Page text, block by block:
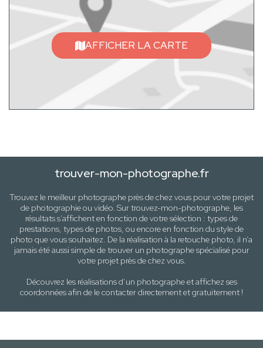
AFFICHER LA CARTE
trouver-mon-photographe.fr
Trouvez le meilleur photographe près dechez vous pour votre projet
de photographie ou vidéo. Sur trouvez-mon-photographe, les
résultats s’affichent en fonction de votre sélection : types de
prestations, types de photos, ou encore en fonction du stylede
photo que vous souhaitez. De la réalisation à la retouche photo, il n’a
jamais été aussi simple de trouver un photographe spécialisé pour
votre projet près dechez vous.
Découvrez les réalisations d’un photographe et affichez ses
coordonnées afin de le contacter directement et gratuitement !